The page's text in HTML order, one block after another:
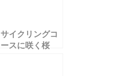
サイクリングコ
ースに咲く桜